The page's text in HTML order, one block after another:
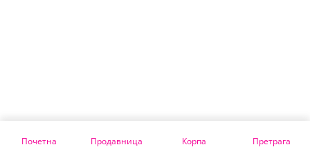
Почетна Продавница Корпа Претрага